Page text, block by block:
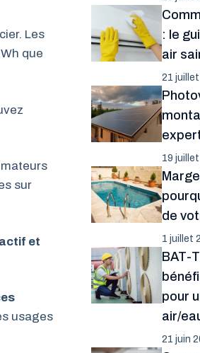
Les
que
sur
et
usages
: le
air
21
19
de
1 juillet
BAT-
pour
air/
21 juin